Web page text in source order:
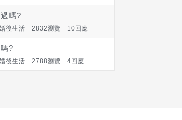
嗎?
後生活 2832瀏覽 10回應
?
後生活 2788瀏覽 4回應